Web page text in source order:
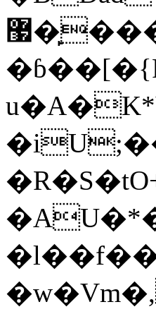
޷�̙�����C��DR�o��'�%�"�|